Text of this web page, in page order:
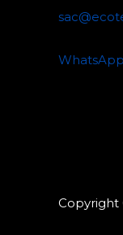
WhatsApp
Copyright